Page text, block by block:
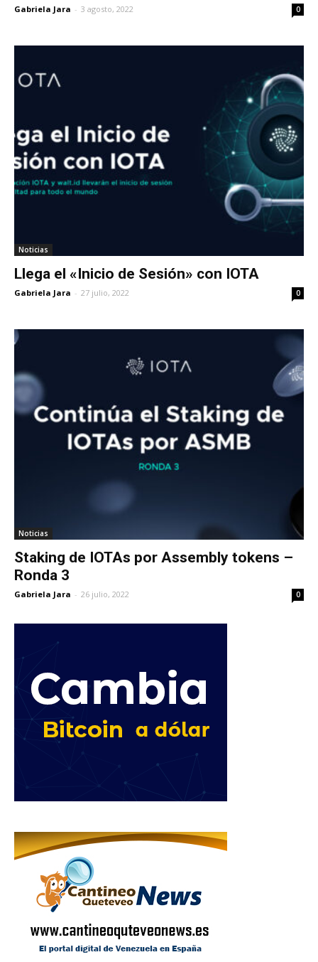
Gabriela Jara - 3 agosto, 2022 0
Noticias
Llega el «Inicio de Sesión» con IOTA
Gabriela Jara - 27 julio, 2022 0
Noticias
Staking de IOTAs por Assembly tokens –
Ronda 3
Gabriela Jara - 26 julio, 2022 0